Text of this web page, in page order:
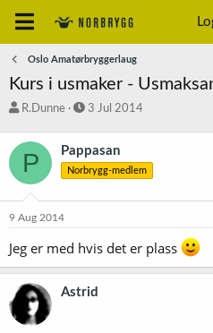
Oslo Amatørbryggerlaug
Kurs i usmaker -
T
å
d
s
a
r
e
r
R.Dunne
S
r
t
a
3 Jul 2014
P Pappasan
Norbrygg-medlem
9 Aug 2014
Jeg er med hvis det er plass
Astrid